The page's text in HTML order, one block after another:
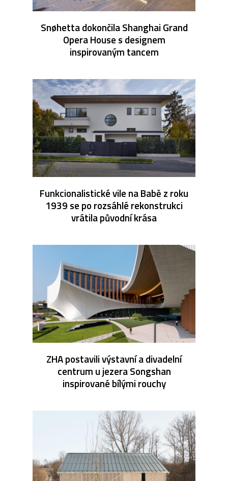
Snøhetta dokončila Shanghai Grand
Opera House s designem
inspirovaným tancem
Funkcionalistické vile na Babě z roku
1939 se po rozsáhlé rekonstrukci
vrátila původní krása
ZHA postavili výstavní a divadelní
centrum u jezera Songshan
inspirované bílými rouchy